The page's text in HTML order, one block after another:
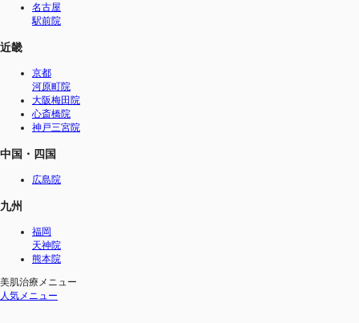
名古屋
駅前院
近畿
京都
河原町院
大阪梅田院
心斎橋院
神戸三宮院
中国・四国
広島院
九州
福岡
天神院
熊本院
美肌治療メニュー
人気メニュー